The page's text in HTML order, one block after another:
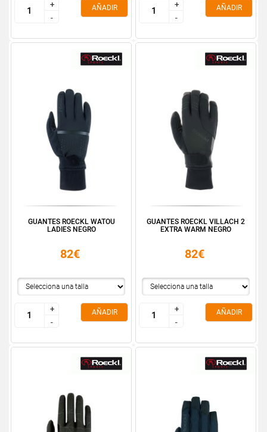
+
-
+
-
AÑADIR
+
-
+
-
AÑADIR
GUANTES ROECKL WATOU
LADIES NEGRO
82€
+
-
+
-
AÑADIR
GUANTES ROECKL VILLACH 2
EXTRA WARM NEGRO
82€
+
-
+
-
AÑADIR